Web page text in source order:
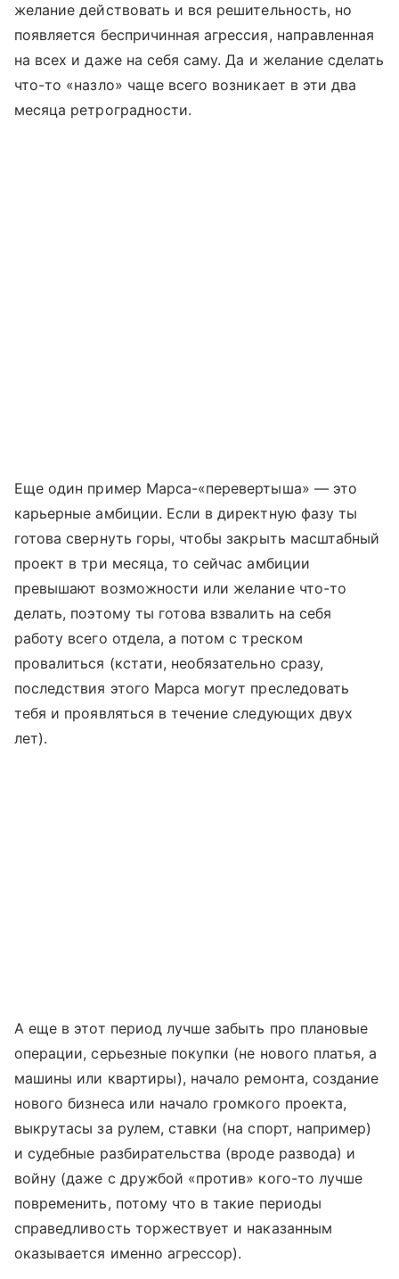
желание действовать и вся решительность, но
появляется беспричинная агрессия, направленная
на всех и даже на себя саму. Да и желание сделать
что-то «назло» чаще всего возникает в эти два
месяца ретроградности.
Еще один пример Марса-«перевертыша» — это
карьерные амбиции. Если в директную фазу ты
готова свернуть горы, чтобы закрыть масштабный
проект в три месяца, то сейчас амбиции
превышают возможности или желание что-то
делать, поэтому ты готова взвалить на себя
работу всего отдела, а потом с треском
провалиться (кстати, необязательно сразу,
последствия этого Марса могут преследовать
тебя и проявляться в течение следующих двух
лет).
А еще в этот период лучше забыть про плановые
операции, серьезные покупки (не нового платья, а
машины или квартиры), начало ремонта, создание
нового бизнеса или начало громкого проекта,
выкрутасы за рулем, ставки (на спорт, например)
и судебные разбирательства (вроде развода) и
войну (даже с дружбой «против» кого-то лучше
повременить, потому что в такие периоды
справедливость торжествует и наказанным
оказывается именно агрессор).